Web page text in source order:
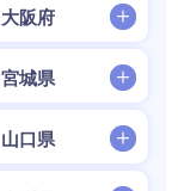
大阪府
宮城県
山口県